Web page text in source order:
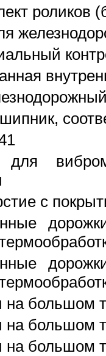
роликов
для
с
на большом
большом
на большом